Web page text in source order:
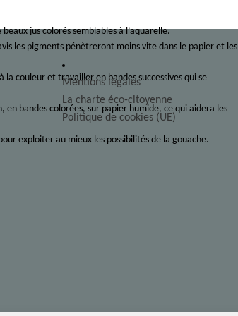
jus colorés semblables à l’aquarelle.
les pigments pénètreront moins vite dans le papier et les
couleur et travailler en bandes successives qui se
bandes colorées, sur papier humide, ce qui aidera les
exploiter au mieux les possibilités de la gouache.
Mentions légales
La charte éco-citoyenne
Politique de cookies (UE)